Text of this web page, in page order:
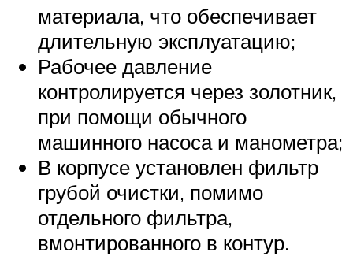
материала, что обеспечивает
длительную эксплуатацию;
Рабочее давление
контролируется через золотник,
при помощи обычного
машинного насоса и манометра;
В корпусе установлен фильтр
грубой очистки, помимо
отдельного фильтра,
вмонтированного в контур.